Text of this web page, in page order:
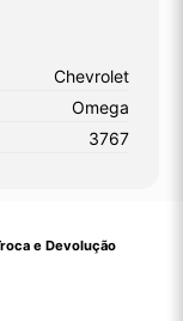
Chevrolet
Omega
3767
e Devolução